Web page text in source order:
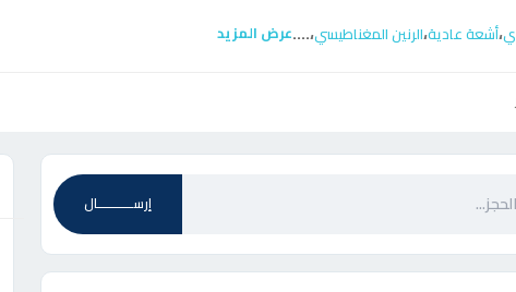
،أشعة عادية،الرنين المغناطيسي،....عرض المزيد
إرســـــــــــال